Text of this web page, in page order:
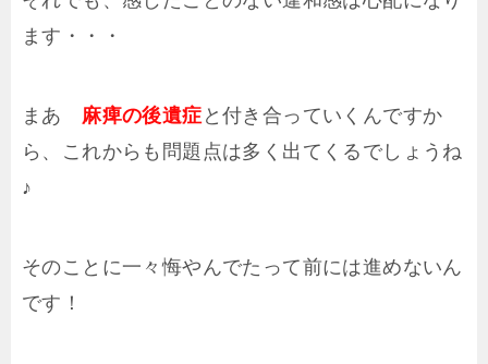
ます・・・
まあ 麻痺の後遺症 と付き合っていくんですか
ら、これからも問題点は多く出てくるでしょうね
♪
そのことに一々悔やんでたって前には進めないん
です！